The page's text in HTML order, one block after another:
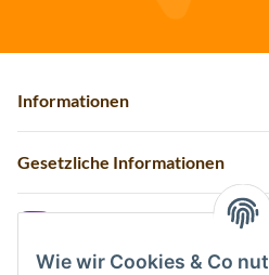
Wie wir Cookies & Co
Informationen
Gesetzliche Informationen